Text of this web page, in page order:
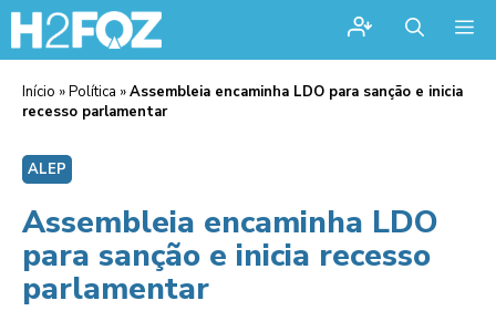
Início »Política »Assembleia encaminha LDO para sanção e inicia
recesso parlamentar
ALEP
Assembleia encaminha LDO
para sanção e inicia recesso
parlamentar